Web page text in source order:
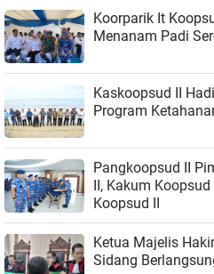
Koorparik It
Menanam Padi
Kaskoopsud II
Program
Pangkoopsud II
II, Kakum
Koopsud II
Ketua Majelis
Sidang